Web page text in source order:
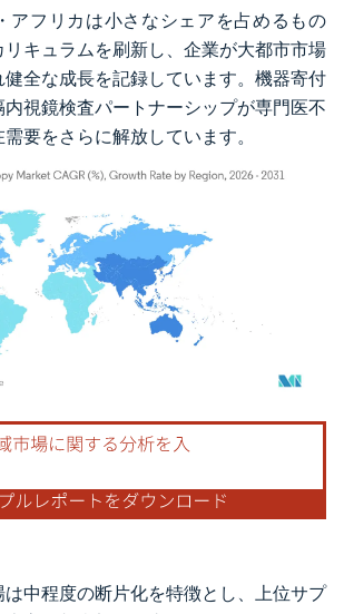
アフリカは小さなシェアを占めるもの
キュラムを刷新し、企業が大都市市場
全な成長を記録しています。機器寄付
視鏡検査パートナーシップが専門医不
要をさらに解放しています。
。再利用にはCC BY 4.0の表示が必要です。
中程度の断片化を特徴とし、上位サプ